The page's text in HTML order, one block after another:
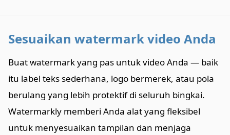
Sesuaikan watermark video Anda
Buat watermark yang pas untuk video Anda — baik
itu label teks sederhana, logo bermerek, atau pola
berulang yang lebih protektif di seluruh bingkai.
Watermarkly memberi Anda alat yang fleksibel
untuk menyesuaikan tampilan dan menjaga